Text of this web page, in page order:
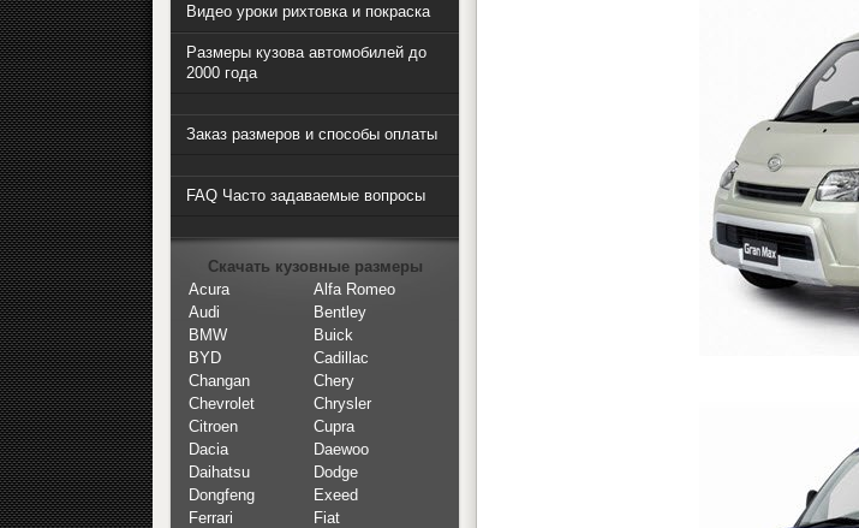
Видео уроки рихтовка и покраска
Размеры кузова автомобилей до
2000 года
Заказ размеров и способы оплаты
FAQ Часто задаваемые вопросы
Скачать кузовные размеры
Acura
Alfa Romeo
Audi
Bentley
BMW
Buick
BYD
Cadillac
Changan
Chery
Chevrolet
Chrysler
Citroen
Cupra
Dacia
Daewoo
Daihatsu
Dodge
Dongfeng
Exeed
Ferrari
Fiat